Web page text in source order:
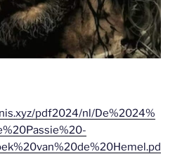
pdf2024/nl/De%2024%